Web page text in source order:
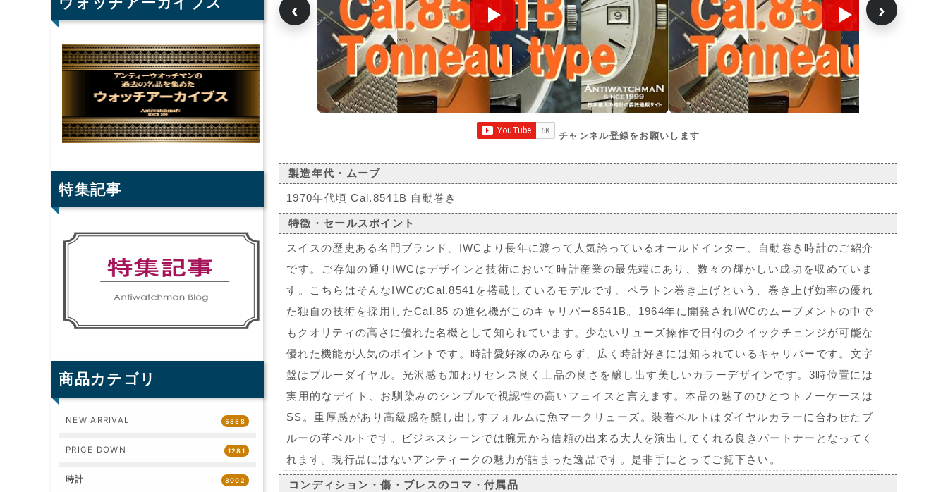
‹ ›
チャンネル登録をお願いします
製造年代・ムーブ
1970年代頃 Cal.8541B 自動巻き
特徴・セールスポイント
スイスの歴史ある名門ブランド、IWCより長年に渡って人気誇っているオールドインター、自動巻き時計のご紹介
です。ご存知の通りIWCはデザインと技術において時計産業の最先端にあり、数々の輝かしい成功を収めていま
す。こちらはそんなIWCのCal.8541を搭載しているモデルです。ペラトン巻き上げという、巻き上げ効率の優れ
た独自の技術を採用したCal.85 の進化機がこのキャリバー8541B。1964年に開発されIWCのムーブメントの中で
もクオリティの高さに優れた名機として知られています。少ないリューズ操作で日付のクイックチェンジが可能な
優れた機能が人気のポイントです。時計愛好家のみならず、広く時計好きには知られているキャリバーです。文字
盤はブルーダイヤル。光沢感も加わりセンス良く上品の良さを醸し出す美しいカラーデザインです。3時位置には
実用的なデイト、お馴染みのシンプルで視認性の高いフェイスと言えます。本品の魅了のひとつトノーケースは
SS。重厚感があり高級感を醸し出しすフォルムに魚マークリューズ。装着ベルトはダイヤルカラーに合わせたブ
ルーの革ベルトです。ビジネスシーンでは腕元から信頼の出来る大人を演出してくれる良きパートナーとなってく
れます。現行品にはないアンティークの魅力が詰まった逸品です。是非手にとってご覧下さい。
コンディション・傷・ブレスのコマ・付属品
特集記事
商品カテゴリ
NEW ARRIVAL 5858
PRICE DOWN 1281
時計 8002